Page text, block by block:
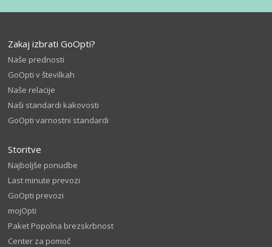
Zakaj izbrati GoOpti?
Naše prednosti
GoOpti v številkah
Naše relacije
Naši standardi kakovosti
GoOpti varnostni standardi
Storitve
Najboljše ponudbe
Last minute prevozi
GoOpti prevozi
mojOpti
Paket Popolna brezskrbnost
Center za pomoč